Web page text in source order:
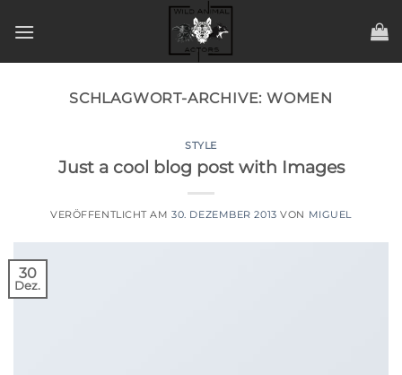
Inhalt
SCHLAGWORT-ARCHIVE: WOMEN
STYLE
Just a cool blog post with Images
VERÖFFENTLICHT AM30. DEZEMBER 2013 VON MIGUEL
30
Dez.